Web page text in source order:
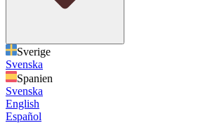
Sverige
Svenska
Spanien
Svenska
English
Español